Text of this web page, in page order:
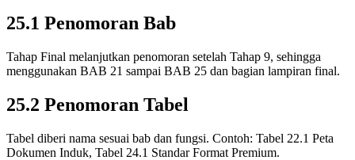
25.1 Penomoran Bab
Tahap Final melanjutkan penomoran setelah Tahap 9, sehingga
menggunakan BAB 21 sampai BAB 25 dan bagian lampiran final.
25.2 Penomoran Tabel
Tabel diberi nama sesuai bab dan fungsi. Contoh: Tabel 22.1 Peta
Dokumen Induk, Tabel 24.1 Standar Format Premium.